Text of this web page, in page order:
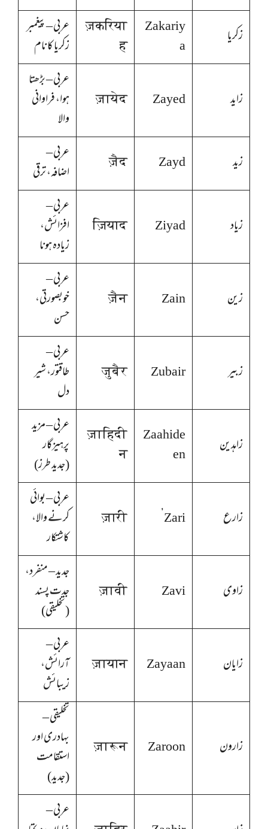
زکریا
Zakariy
a
ज़करिया
ह
عربی – پیغمبر
زکریا کا نام
زايد Zayed
ज़ायेद
عربی – بڑھتا
ہوا، فراوانی
والا
زید
Zayd
ज़ैद
عربی –
اضافہ، ترقی
زیاد Ziyad
ज़ियाद
عربی –
افزائش،
زیادہ ہونا
زین Zain
ज़ैन
عربی –
خوبصورتی،
حسن
زبیر Zubair
जुबैर
عربی –
طاقتور، شیر
دل
زاہدین
Zaahide
en
ज़ाहिदी
न
عربی – مزید
پرہیزگار
(جدید طرز)
زارع Zari’
ज़ारी
عربی – بوائی
کرنے والا،
کاشتکار
زاوی Zavi
ज़ावी
جدید – منفرد،
جدت پسند
(تخلیقی)
زایان Zayaan
ज़ायान
عربی –
آرائش،
زیبائش
زارون Zaroon
ज़ारून
تخلیقی –
بہادری اور
استقامت
(جدید)
عربی –